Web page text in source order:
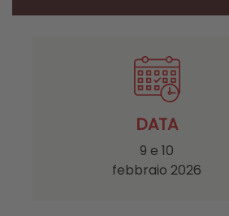
DATA
9 e 10
febbraio 2026